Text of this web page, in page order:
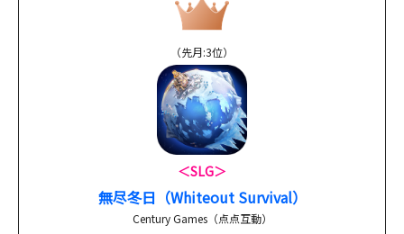
（先月:3位）
＜SLG＞
無尽冬日（Whiteout Survival）
Century Games（点点互動）